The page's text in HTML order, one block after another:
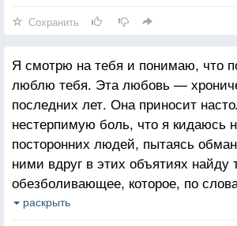
Сохранить
Я смотрю на тебя и понимаю, что
люблю тебя. Эта любовь —
последних лет. Она приносит
нестерпимую боль, что я кидаюсь
посторонних людей, пытаясь
ними вдруг в этих объятиях найду
обезболивающее, которое, по
морщинистых сердец, вообще не
раскрыть